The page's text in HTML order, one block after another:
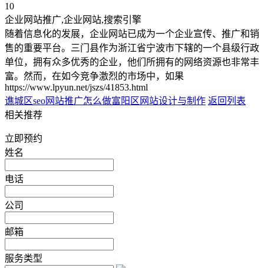
10
企业网站推广,企业网站,搜索引擎
随着信息化的发展，企业网站已成为一个企业宣传、推广和销
售的重要平台。三门县作为浙江省宁波市下辖的一个县级行政
单位，拥有众多优秀的企业，他们所拥有的网络资源也非常丰
富。然而，在如今竞争激烈的市场中，如果
https://www.lpyun.net/jszs/41853.html
谯城区seo网站推广怎么做富阳区网站设计与制作 返回列表
相关推荐
立即预约
姓名
电话
公司
邮箱
服务类型